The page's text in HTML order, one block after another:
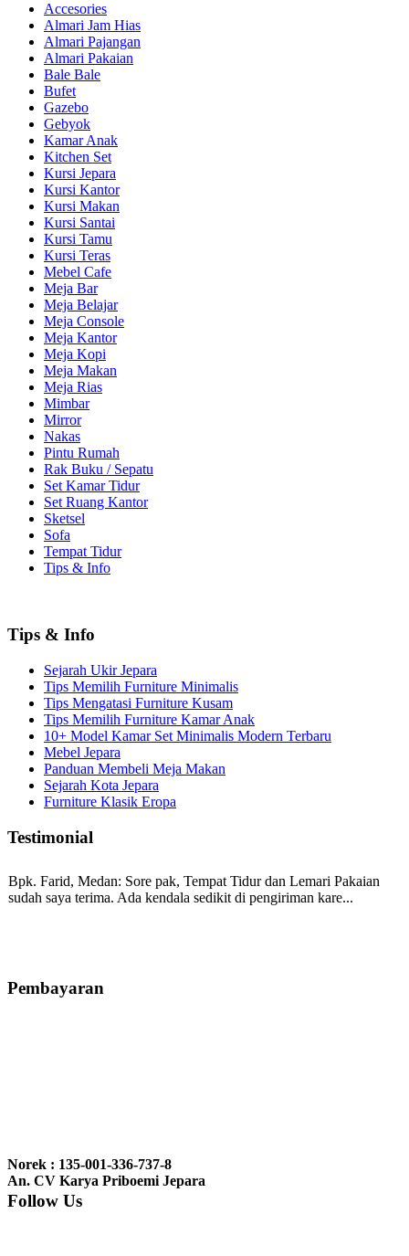
Accesories
Almari Jam Hias
Almari Pajangan
Almari Pakaian
Bale Bale
Bufet
Gazebo
Gebyok
Kamar Anak
Kitchen Set
Kursi Jepara
Kursi Kantor
Kursi Makan
Kursi Santai
Kursi Tamu
Kursi Teras
Mebel Cafe
Meja Bar
Meja Belajar
Meja Console
Meja Kantor
Meja Kopi
Meja Makan
Meja Rias
Mimbar
Mirror
Nakas
Pintu Rumah
Rak Buku / Sepatu
Set Kamar Tidur
Set Ruang Kantor
Sketsel
Sofa
Tempat Tidur
Tips & Info
Tips & Info
Sejarah Ukir Jepara
Tips Memilih Furniture Minimalis
Tips Mengatasi Furniture Kusam
Tips Memilih Furniture Kamar Anak
10+ Model Kamar Set Minimalis Modern Terbaru
Mebel Jepara
Panduan Membeli Meja Makan
Sejarah Kota Jepara
Furniture Klasik Eropa
Testimonial
Bpk. Farid, Medan: Sore pak, Tempat Tidur dan Lemari Pakaian
sudah saya terima. Ada kendala sedikit di pengiriman kare...
bale2 dan kursi teras saya sudah saya terima dan p...
nyesel deh beli geby...
Pembayaran
Norek : 135-001-336-737-8
An. CV Karya Priboemi Jepara
Follow Us